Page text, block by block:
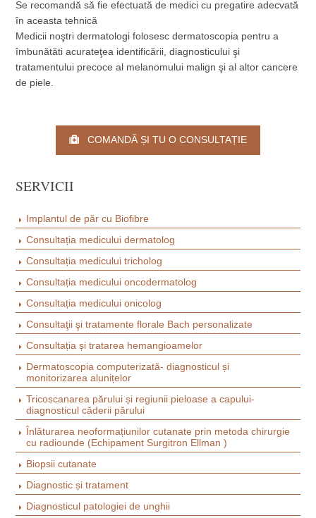
Se recomandă să fie efectuată de medici cu pregatire adecvată
în aceasta tehnică
Medicii noştri dermatologi folosesc dermatoscopia pentru a
îmbunătăti acurateţea identificării, diagnosticului şi
tratamentului precoce al melanomului malign şi al altor cancere
de piele.
COMANDĂ ȘI TU O CONSULTAȚIE
SERVICII
Implantul de păr cu Biofibre
Consultația medicului dermatolog
Consultația medicului tricholog
Consultația medicului oncodermatolog
Consultația medicului onicolog
Consultaţii şi tratamente florale Bach personalizate
Consultația și tratarea hemangioamelor
Dermatoscopia computerizată- diagnоsticul și
monitorizarea alunițelor
Tricoscanarea părului și regiunii pieloase a capului-
diagnosticul căderii părului
Înlăturarea neoformațiunilor cutanate prin metoda chirurgie
cu radiounde (Echipament Surgitron Ellman )
Biopsii cutanate
Diagnostic și tratament
Diagnosticul patologiei de unghii